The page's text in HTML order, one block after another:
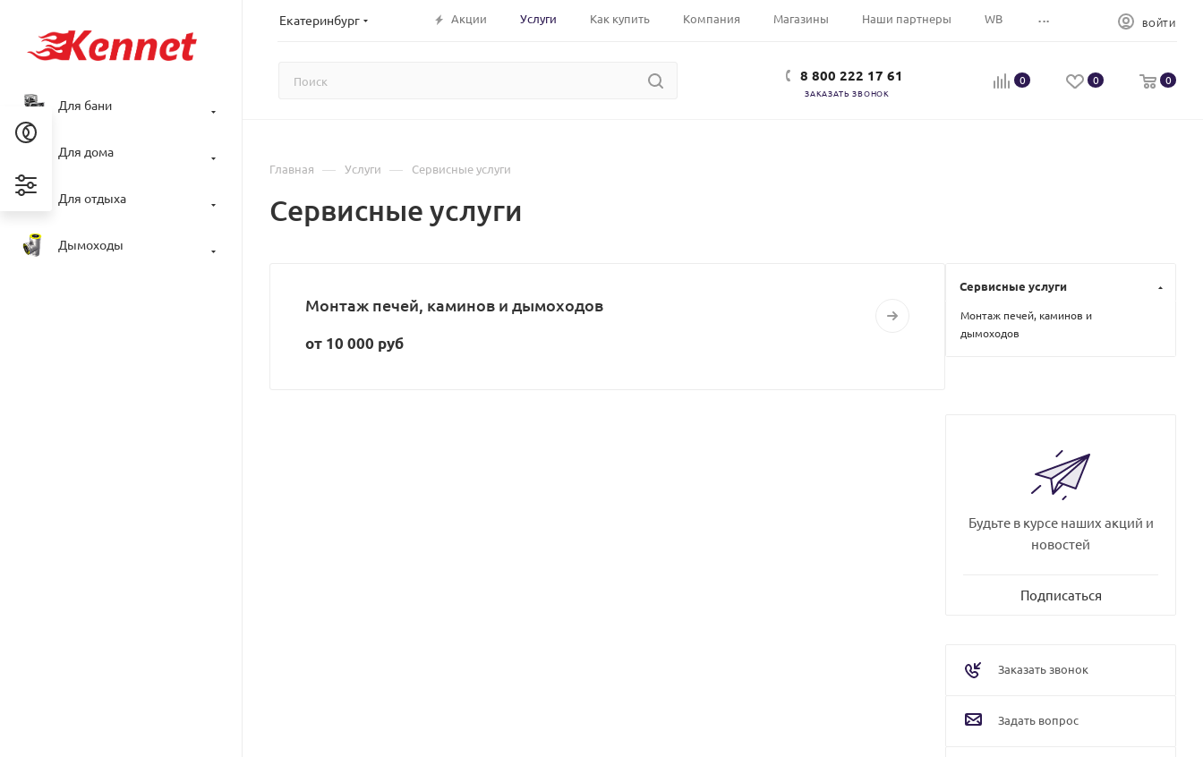
Екатеринбург Акции Услуги Как купить Компания Магазины Наши партнеры WB ... ВОЙТИ
8 800 222 17 61
ЗАКАЗАТЬ ЗВОНОК
0 0 0
Для бани
Для дома
Для отдыха
Дымоходы
Главная — Услуги — Сервисные услуги
Сервисные услуги
Монтаж печей, каминов и дымоходов
от 10 000 руб
Сервисные услуги
Монтаж печей, каминов и
дымоходов
Будьте в курсе наших акций и
новостей
Подписаться
Заказать звонок
Задать вопрос